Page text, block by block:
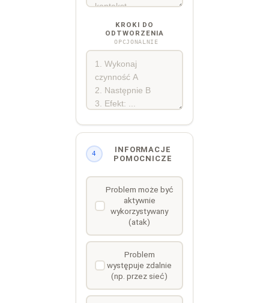
KROKI DO
ODTWORZENIA
OPCJONALNIE
4
INFORMACJE
POMOCNICZE
Problem może być
aktywnie
wykorzystywany
(atak)
Problem
występuje zdalnie
(np. przez sieć)